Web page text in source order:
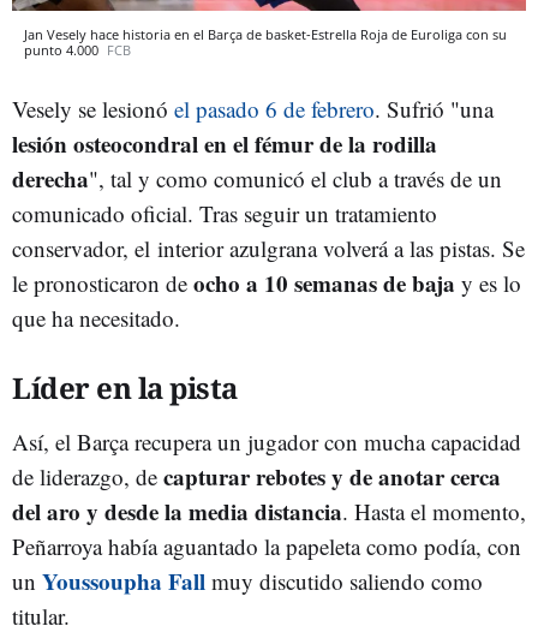
Jan Vesely hace historia en el Barça de basket-Estrella Roja de Euroliga con su
punto 4.000 FCB
Vesely se lesionó el pasado 6 de febrero. Sufrió "una
lesión osteocondral en el fémur de la rodilla
derecha", tal y como comunicó el club a través de un
comunicado oficial. Tras seguir un tratamiento
conservador, el interior azulgrana volverá a las pistas. Se
le pronosticaron de ocho a 10 semanas de baja y es lo
que ha necesitado.
Líder en la pista
Así, el Barça recupera un jugador con mucha capacidad
de liderazgo, de capturar rebotes y de anotar cerca
del aro y desde la media distancia. Hasta el momento,
Peñarroya había aguantado la papeleta como podía, con
un Youssoupha Fall muy discutido saliendo como
titular.